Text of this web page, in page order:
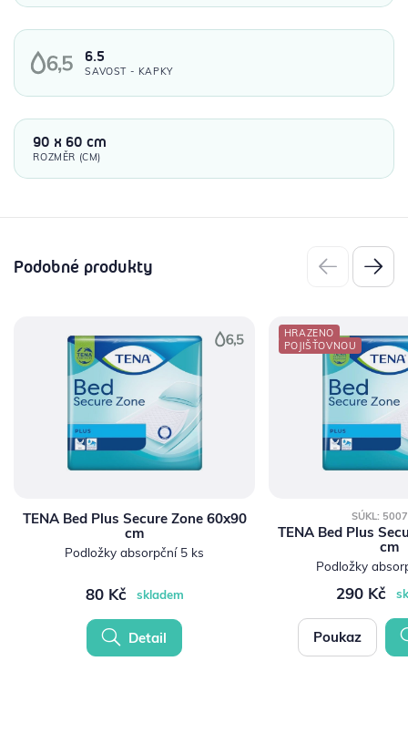
6.5
SAVOST - KAPKY
90 x 60 cm
ROZMĚR (CM)
Podobné produkty
TENA Bed Plus Secure Zone 60x90
cm
Podložky absorpční 5 ks
80 Kč skladem
Detail
HRAZENO
POJIŠŤOVNOU
SÚKL:
TENA Bed Plus
cm
Podložky
290 Kč
Poukaz